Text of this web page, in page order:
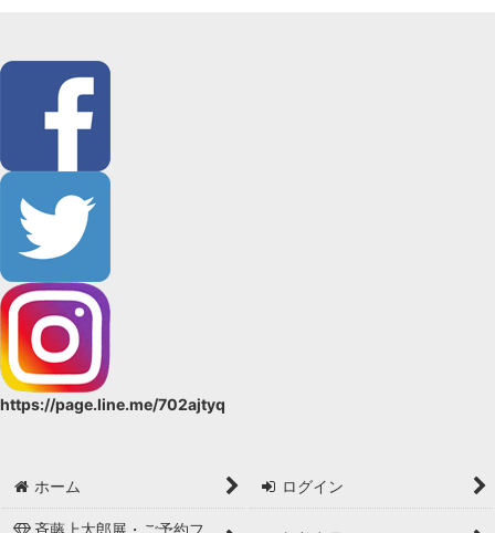
https://page.line.me/702ajtyq
ホーム ログイン
斉藤上太郎展・ご予約フ